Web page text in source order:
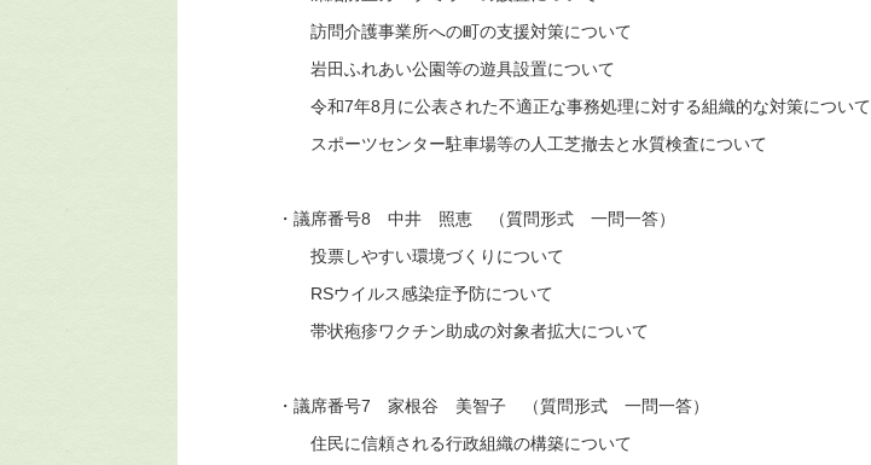
訪問介護事業所への町の支援対策について
岩田ふれあい公園等の遊具設置について
令和7年8月に公表された不適正な事務処理に対する組織的な対策について
スポーツセンター駐車場等の人工芝撤去と水質検査について
・議席番号8 中井 照恵 （質問形式 一問一答）
投票しやすい環境づくりについて
RSウイルス感染症予防について
帯状疱疹ワクチン助成の対象者拡大について
・議席番号7 家根谷 美智子 （質問形式 一問一答）
住民に信頼される行政組織の構築について